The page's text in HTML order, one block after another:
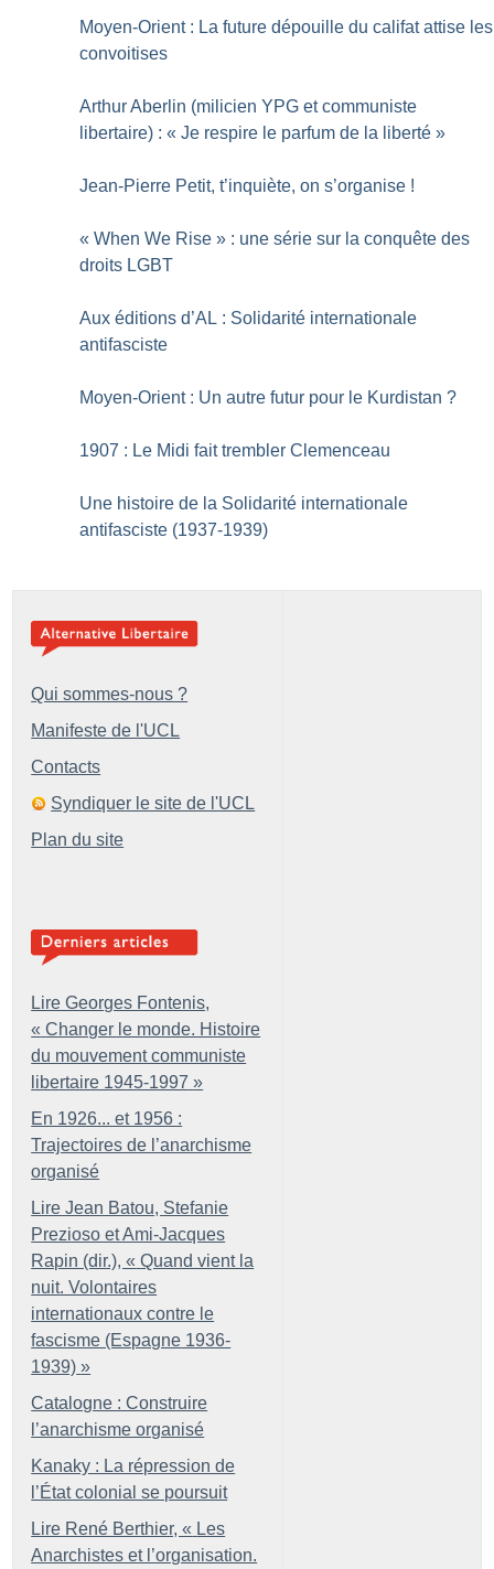
Moyen-Orient : La future dépouille du califat attise les
convoitises
Arthur Aberlin (milicien YPG et communiste
libertaire) : « Je respire le parfum de la liberté »
Jean-Pierre Petit, t’inquiète, on s’organise !
« When We Rise » : une série sur la conquête des
droits LGBT
Aux éditions d’AL : Solidarité internationale
antifasciste
Moyen-Orient : Un autre futur pour le Kurdistan ?
1907 : Le Midi fait trembler Clemenceau
Une histoire de la Solidarité internationale
antifasciste (1937-1939)
Qui sommes-nous ?
Manifeste de l'UCL
Contacts
Syndiquer le site de l'UCL
Plan du site
Lire Georges Fontenis,
« Changer le monde. Histoire
du mouvement communiste
libertaire 1945-1997 »
En 1926... et 1956 :
Trajectoires de l’anarchisme
organisé
Lire Jean Batou, Stefanie
Prezioso et Ami-Jacques
Rapin (dir.), « Quand vient la
nuit. Volontaires
internationaux contre le
fascisme (Espagne 1936-
1939) »
Catalogne : Construire
l’anarchisme organisé
Kanaky : La répression de
l’État colonial se poursuit
Lire René Berthier, « Les
Anarchistes et l’organisation.